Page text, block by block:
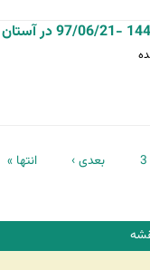
3 بعدی › انتها »